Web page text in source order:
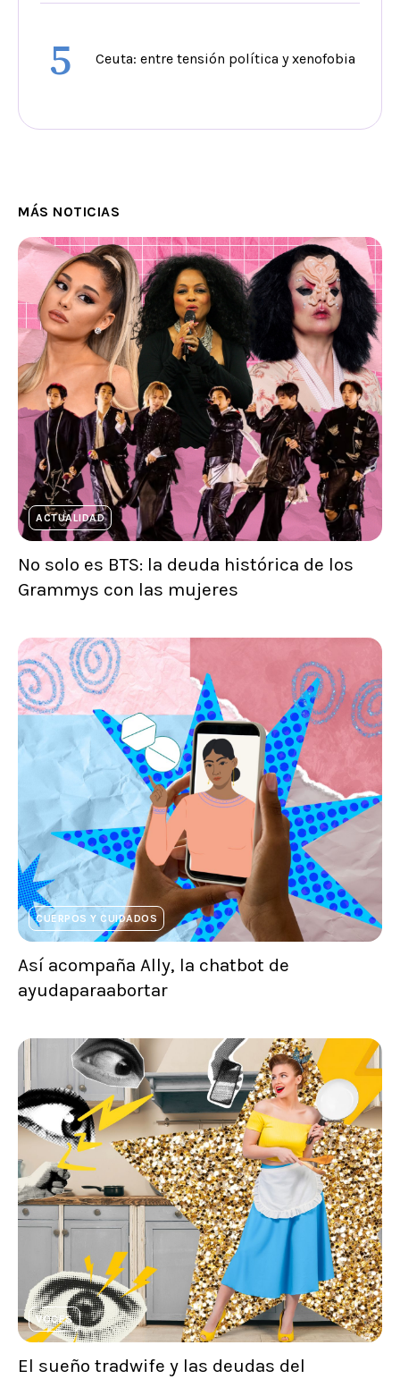
5 Ceuta: entre tensión política y xenofobia
MÁS NOTICIAS
ACTUALIDAD
No solo es BTS: la deuda histórica de los
Grammys con las mujeres
CUERPOS Y CUIDADOS
Así acompaña Ally, la chatbot de
ayudaparaabortar
VOCES
El sueño tradwife y las deudas del